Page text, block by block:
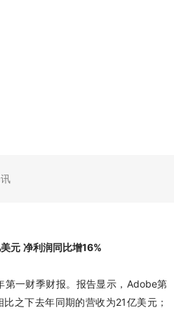
元 净利润同比增16%
一财季财报。报告显示，Adobe第
之下去年同期的营收为21亿美元；